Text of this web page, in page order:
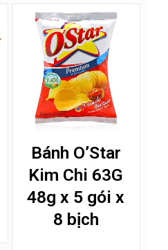
Bánh O’Star
Kim Chi 63G
48g x 5 gói x
8 bịch